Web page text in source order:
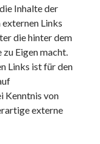
Inhalte der
Links
die hinter dem
Eigen macht.
Links ist für den
Kenntnis von
externe